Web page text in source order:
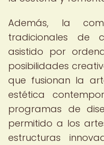
Además, la
tradicionales de
asistido por
posibilidades
que fusionan la
estética
programas de
permitido a los
estructuras